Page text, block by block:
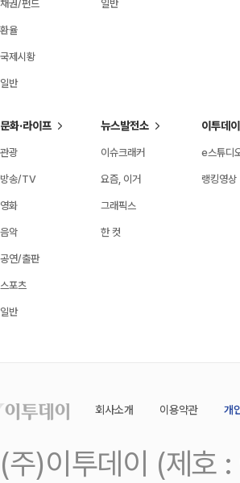
채권/펀드
환율
국제시황
일반
일반
문화·라이프
관광
방송/TV
영화
음악
공연/출판
스포츠
일반
뉴스발전소
이슈크래커
요즘, 이거
그래픽스
한 컷
이투데
e스튜디
랭킹영상
회사소개 이용약관 개
(주)이투데이 (제호